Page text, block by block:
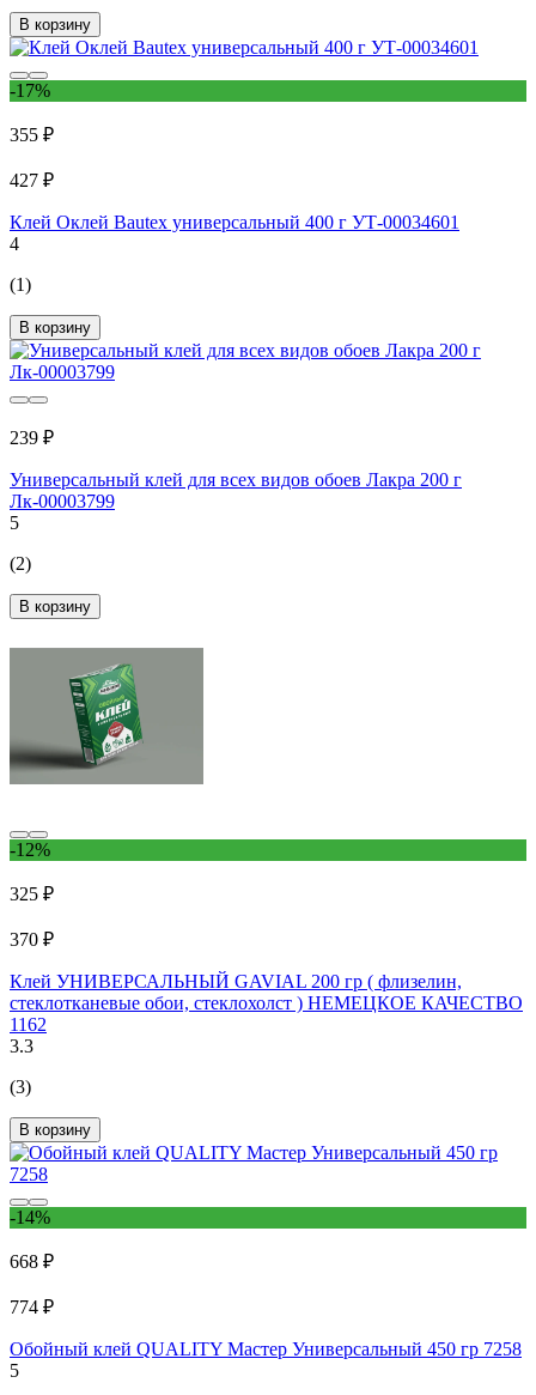
В корзину
-17%
355 ₽
427 ₽
Клей Оклей Bautex универсальный 400 г УТ-00034601
4
(1)
В корзину
239 ₽
Универсальный клей для всех видов обоев Лакра 200 г
Лк-00003799
5
(2)
В корзину
-12%
325 ₽
370 ₽
Клей УНИВЕРСАЛЬНЫЙ GAVIAL 200 гр ( флизелин,
стеклотканевые обои, стеклохолст ) НЕМЕЦКОЕ КАЧЕСТВО
1162
3.3
(3)
В корзину
-14%
668 ₽
774 ₽
Обойный клей QUALITY Мастер Универсальный 450 гр 7258
5